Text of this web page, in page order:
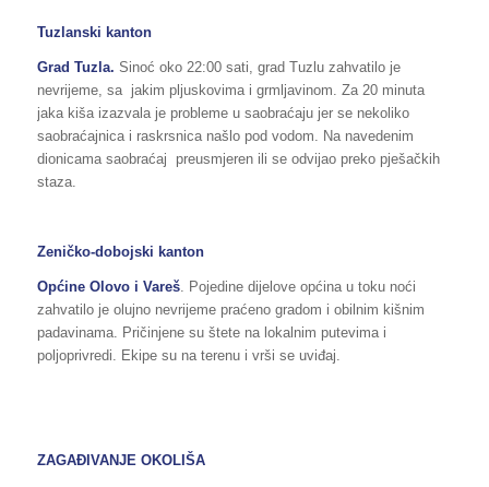
Tuzlanski kanton
Grad Tuzla. Sinoć oko 22:00 sati, grad Tuzlu zahvatilo je
nevrijeme, sa jakim pljuskovima i grmljavinom. Za 20 minuta
jaka kiša izazvala je probleme u saobraćaju jer se nekoliko
saobraćajnica i raskrsnica našlo pod vodom. Na navedenim
dionicama saobraćaj preusmjeren ili se odvijao preko pješačkih
staza.
Zeničko-dobojski kanton
Općine Olovo i Vareš. Pojedine dijelove općina u toku noći
zahvatilo je olujno nevrijeme praćeno gradom i obilnim kišnim
padavinama. Pričinjene su štete na lokalnim putevima i
poljoprivredi. Ekipe su na terenu i vrši se uviđaj.
ZAGAĐIVANJE OKOLIŠA